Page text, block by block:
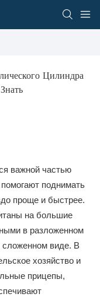
Цилиндра
важной частью
поднимать
проще и быстрее.
на большие
в разложенном
сложенном виде. В
хозяйство и
прицепы,